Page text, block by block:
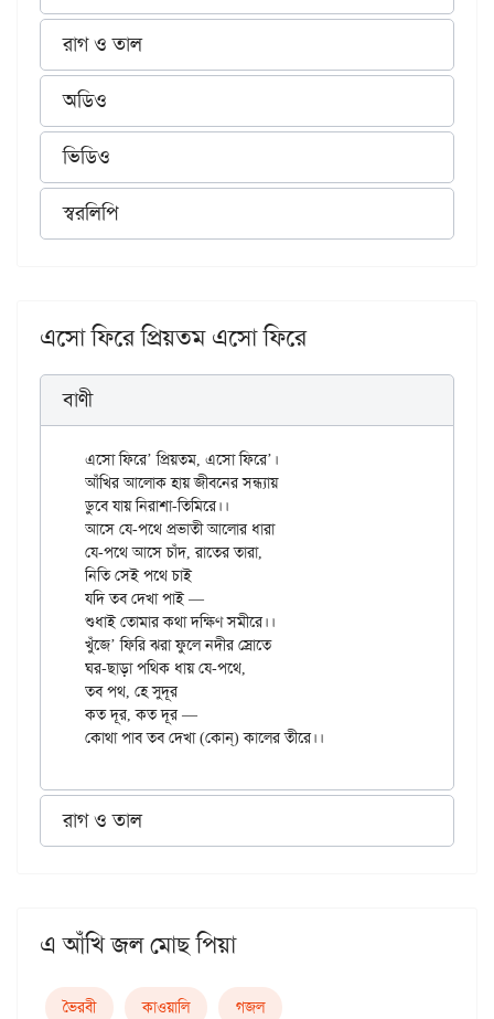
রাগ ও তাল
অডিও
ভিডিও
স্বরলিপি
এসো ফিরে প্রিয়তম এসো ফিরে
বাণী
এসো ফিরে’ প্রিয়তম, এসো ফিরে’।
আঁখির আলোক হায় জীবনের সন্ধ্যায়
ডুবে যায় নিরাশা-তিমিরে।।
আসে যে-পথে প্রভাতী আলোর ধারা
যে-পথে আসে চাঁদ, রাতের তারা,
নিতি সেই পথে চাই
যদি তব দেখা পাই —
শুধাই তোমার কথা দক্ষিণ সমীরে।।
খুঁজে’ ফিরি ঝরা ফুলে নদীর স্রোতে
ঘর-ছাড়া পথিক ধায় যে-পথে,
তব পথ, হে সুদূর
কত দূর, কত দূর —
রাগ ও তাল
এ আঁখি জল মোছ পিয়া
ভৈরবী কাওয়ালি গজল